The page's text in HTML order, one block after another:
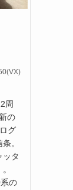
周
の
グ
。
ッタ
の